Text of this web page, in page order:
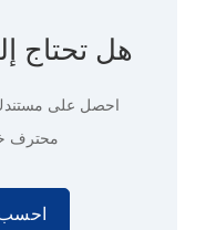
هل تحتاج
احصل على
محترف
احسب